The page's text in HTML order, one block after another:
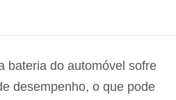
bateria do automóvel sofre
desempenho, o que pode